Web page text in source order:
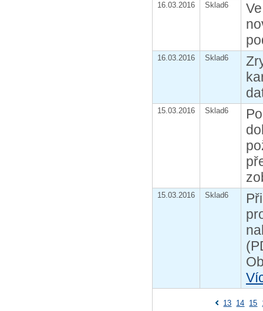
16.03.2016 Sklad6
16.03.2016 Sklad6
15.03.2016 Sklad6
15.03.2016 Sklad6
13 14 15